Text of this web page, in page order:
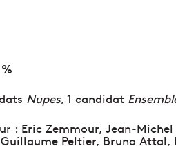
Nupes, 1 candidat
: Eric Zemmour, Jean-
Peltier, Bruno Attal,